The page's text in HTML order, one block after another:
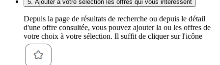
5. Ajouter à votre sélection les offres qui vous intéressent
Depuis la page de résultats de recherche ou depuis le détail
d'une offre consultée, vous pouvez ajouter la ou les offres de
votre choix à votre sélection. Il suffit de cliquer sur l'icône